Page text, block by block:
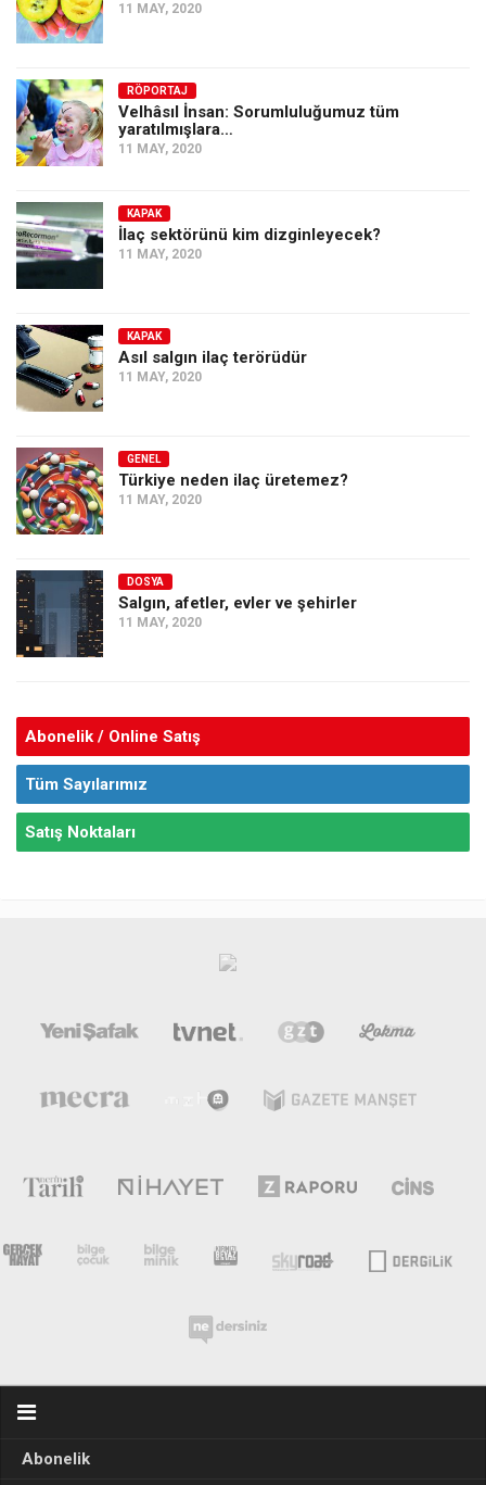
11 MAY, 2020
RÖPORTAJ
Velhâsıl İnsan: Sorumluluğumuz tüm
yaratılmışlara…
11 MAY, 2020
KAPAK
İlaç sektörünü kim dizginleyecek?
11 MAY, 2020
KAPAK
Asıl salgın ilaç terörüdür
11 MAY, 2020
GENEL
Türkiye neden ilaç üretemez?
11 MAY, 2020
DOSYA
Salgın, afetler, evler ve şehirler
11 MAY, 2020
Abonelik / Online Satış
Tüm Sayılarımız
Satış Noktaları
Abonelik